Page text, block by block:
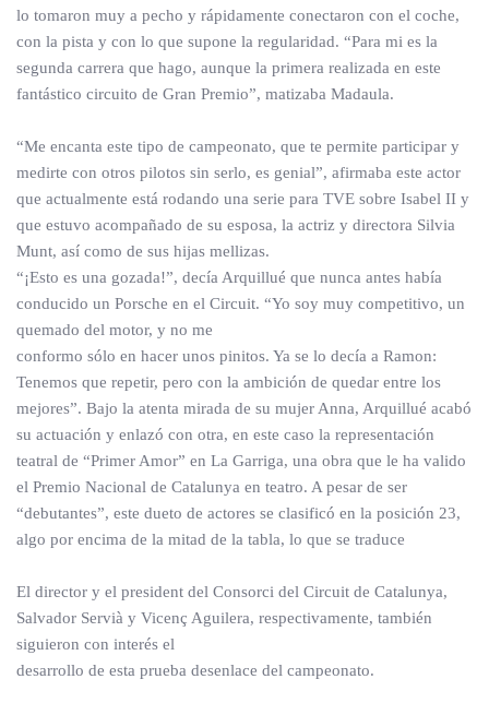
lo tomaron muy a pecho y rápidamente conectaron con el coche,
con la pista y con lo que supone la regularidad. “Para mi es la
segunda carrera que hago, aunque la primera realizada en este
fantástico circuito de Gran Premio”, matizaba Madaula.
“Me encanta este tipo de campeonato, que te permite participar y
medirte con otros pilotos sin serlo, es genial”, afirmaba este actor
que actualmente está rodando una serie para TVE sobre Isabel II y
que estuvo acompañado de su esposa, la actriz y directora Silvia
Munt, así como de sus hijas mellizas.
“¡Esto es una gozada!”, decía Arquillué que nunca antes había
conducido un Porsche en el Circuit. “Yo soy muy competitivo, un
quemado del motor, y no me
conformo sólo en hacer unos pinitos. Ya se lo decía a Ramon:
Tenemos que repetir, pero con la ambición de quedar entre los
mejores”. Bajo la atenta mirada de su mujer Anna, Arquillué acabó
su actuación y enlazó con otra, en este caso la representación
teatral de “Primer Amor” en La Garriga, una obra que le ha valido
el Premio Nacional de Catalunya en teatro. A pesar de ser
“debutantes”, este dueto de actores se clasificó en la posición 23,
algo por encima de la mitad de la tabla, lo que se traduce
El director y el president del Consorci del Circuit de Catalunya,
Salvador Servià y Vicenç Aguilera, respectivamente, también
siguieron con interés el
desarrollo de esta prueba desenlace del campeonato.